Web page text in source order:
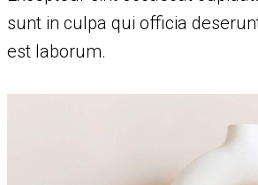
sunt in culpa qui officia
est laborum.